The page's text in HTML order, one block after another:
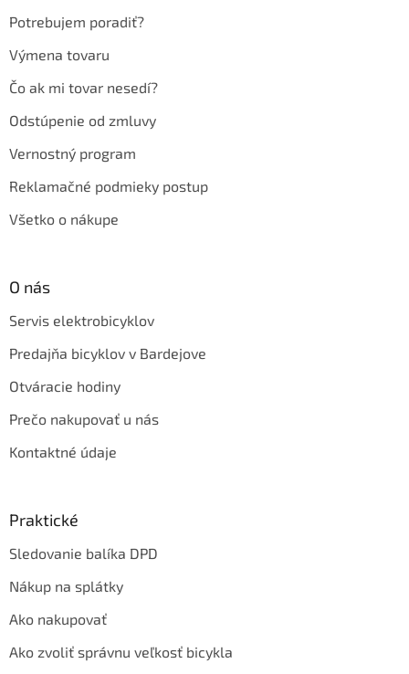
Potrebujem poradiť?
Výmena tovaru
Čo ak mi tovar nesedí?
Odstúpenie od zmluvy
Vernostný program
Reklamačné podmieky postup
Všetko o nákupe
O nás
Servis elektrobicyklov
Predajňa bicyklov v Bardejove
Otváracie hodiny
Prečo nakupovať u nás
Kontaktné údaje
Praktické
Sledovanie balíka DPD
Nákup na splátky
Ako nakupovať
Ako zvoliť správnu veľkosť bicykla